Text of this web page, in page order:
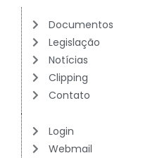
Documentos
Legislação
Notícias
Clipping
Contato
Login
Webmail